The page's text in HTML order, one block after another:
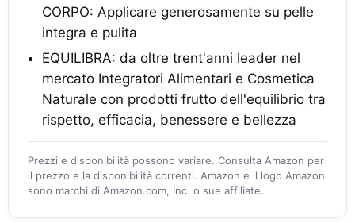
CORPO: Applicare generosamente su pelle
integra e pulita
EQUILIBRA: da oltre trent'anni leader nel
mercato Integratori Alimentari e Cosmetica
Naturale con prodotti frutto dell'equilibrio tra
rispetto, efficacia, benessere e bellezza
Prezzi e disponibilità possono variare. Consulta Amazon per
il prezzo e la disponibilità correnti. Amazon e il logo Amazon
sono marchi di Amazon.com, Inc. o sue affiliate.